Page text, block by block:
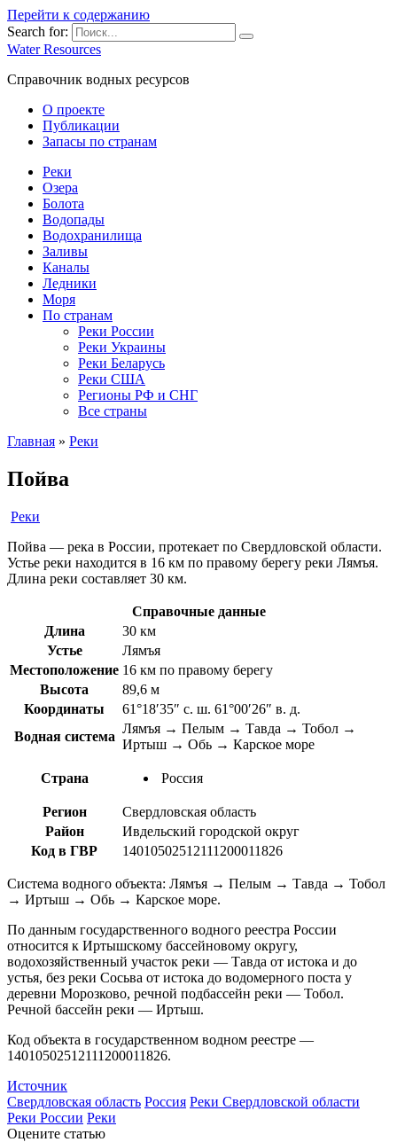
Перейти к содержанию
Search for:
Water Resources
Справочник водных ресурсов
О проекте
Публикации
Запасы по странам
Реки
Озера
Болота
Водопады
Водохранилища
Заливы
Каналы
Ледники
Моря
По странам
Реки России
Реки Украины
Реки Беларусь
Реки США
Регионы РФ и СНГ
Все страны
Главная » Реки
Пойва
Реки
Пойва — река в России, протекает по Свердловской области.
Устье реки находится в 16 км по правому берегу реки Лямъя.
Длина реки составляет 30 км.
Справочные данные
Длина
30 км
Устье
Лямъя
Местоположение 16 км по правому берегу
Высота
89,6 м
Координаты
61°18′35″ с. ш. 61°00′26″ в. д.
Водная система
Лямъя → Пелым → Тавда → Тобол →
Иртыш → Обь → Карское море
Страна Россия
Регион
Свердловская область
Район
Ивдельский городской округ
Код в ГВР
14010502512111200011826
Система водного объекта: Лямъя → Пелым → Тавда → Тобол
→ Иртыш → Обь → Карское море.
По данным государственного водного реестра России
относится к Иртышскому бассейновому округу,
водохозяйственный участок реки — Тавда от истока и до
устья, без реки Сосьва от истока до водомерного поста у
деревни Морозково, речной подбассейн реки — Тобол.
Речной бассейн реки — Иртыш.
Код объекта в государственном водном реестре —
14010502512111200011826.
Источник
Свердловская область Россия Реки Свердловской области
Реки России Реки
Оцените статью